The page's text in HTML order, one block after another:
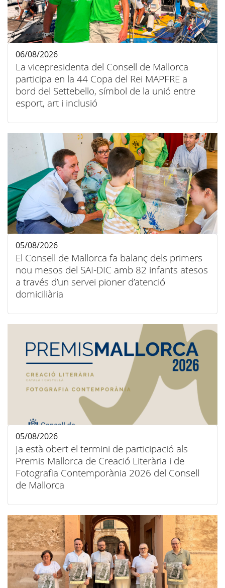
La vicepresidenta del Consell de Mallorca
participa en la 44 Copa del Rei MAPFRE a
bord del Settebello, símbol de la unió entre
esport, art i inclusió
06/08/2026
El Consell de Mallorca fa balanç dels primers
nou mesos del SAI-DIC amb 82 infants atesos
a través d’un servei pioner d’atenció
domiciliària
05/08/2026
Ja està obert el termini de participació als
Premis Mallorca de Creació Literària i de
Fotografia Contemporània 2026 del Consell
de Mallorca
05/08/2026